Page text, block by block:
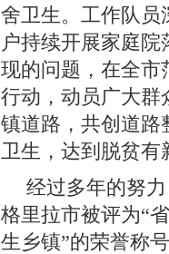
舍卫生。工作队员
户持续开展家庭
现的问题，在全市
行动，动员广大群
镇道路，共创道路
卫生，达到脱贫有
经过多年的努
格里拉市被评为“
生乡镇”的荣誉称